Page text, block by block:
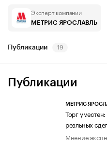
Эксперт компании
МЕТРИС ЯРОСЛАВЛЬ
Публикации 19
Публикации
МЕТРИС
Торг
реальных
Мнение